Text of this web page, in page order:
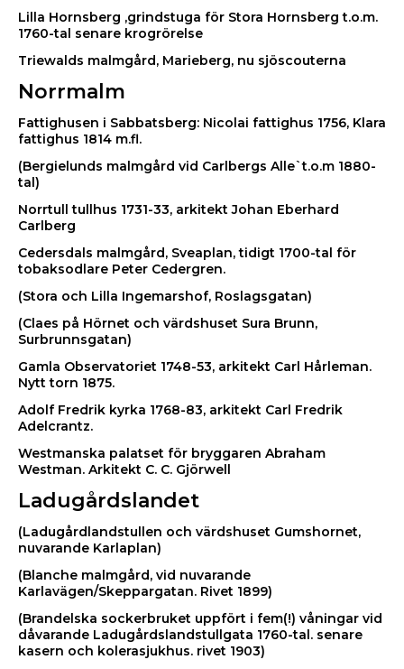
Lilla Hornsberg ,grindstuga för Stora Hornsberg t.o.m.
1760-tal senare krogrörelse
Triewalds malmgård, Marieberg, nu sjöscouterna
Norrmalm
Fattighusen i Sabbatsberg: Nicolai fattighus 1756, Klara
fattighus 1814 m.fl.
(Bergielunds malmgård vid Carlbergs Alle`t.o.m 1880-
tal)
Norrtull tullhus 1731-33, arkitekt Johan Eberhard
Carlberg
Cedersdals malmgård, Sveaplan, tidigt 1700-tal för
tobaksodlare Peter Cedergren.
(Stora och Lilla Ingemarshof, Roslagsgatan)
(Claes på Hörnet och värdshuset Sura Brunn,
Surbrunnsgatan)
Gamla Observatoriet 1748-53, arkitekt Carl Hårleman.
Nytt torn 1875.
Adolf Fredrik kyrka 1768-83, arkitekt Carl Fredrik
Adelcrantz.
Westmanska palatset för bryggaren Abraham
Westman. Arkitekt C. C. Gjörwell
Ladugårdslandet
(Ladugårdlandstullen och värdshuset Gumshornet,
nuvarande Karlaplan)
(Blanche malmgård, vid nuvarande
Karlavägen/Skeppargatan. Rivet 1899)
(Brandelska sockerbruket uppfört i fem(!) våningar vid
dåvarande Ladugårdslandstullgata 1760-tal. senare
kasern och kolerasjukhus. rivet 1903)